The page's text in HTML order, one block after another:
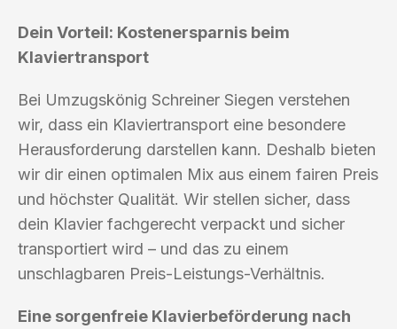
Dein Vorteil: Kostenersparnis beim
Klaviertransport
Bei Umzugskönig Schreiner Siegen verstehen
wir, dass ein Klaviertransport eine besondere
Herausforderung darstellen kann. Deshalb bieten
wir dir einen optimalen Mix aus einem fairen Preis
und höchster Qualität. Wir stellen sicher, dass
dein Klavier fachgerecht verpackt und sicher
transportiert wird – und das zu einem
unschlagbaren Preis-Leistungs-Verhältnis.
Eine sorgenfreie Klavierbeförderung nach